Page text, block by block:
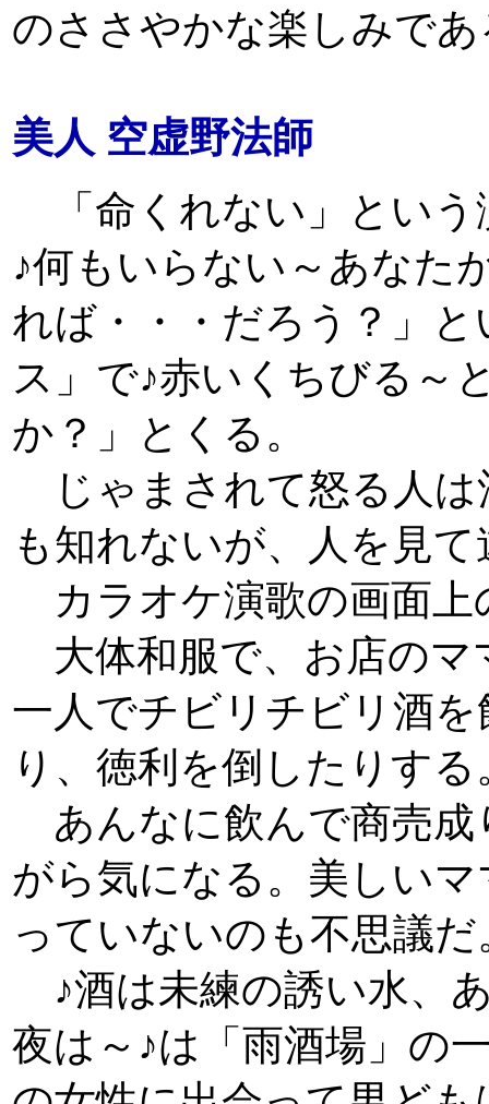
のささやかな楽しみであ
美人 空虚野法師
「命くれない」という
♪何もいらない～あなた
れば・・・だろう？」
ス」で♪赤いくちびる～
か？」とくる。
じゃまされて怒る人は
も知れないが、人を見
カラオケ演歌の画面上
大体和服で、お店のマ
一人でチビリチビリ酒
り、徳利を倒したりする
あんなに飲んで商売成
がら気になる。美しい
っていないのも不思議だ
♪酒は未練の誘い水、
夜は～♪は「雨酒場」の